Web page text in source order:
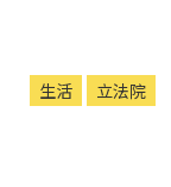
生活 立法院